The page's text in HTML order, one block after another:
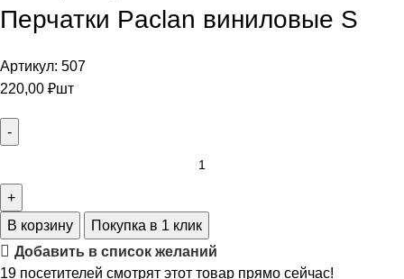
Перчатки Paclan виниловые S
Артикул: 507
220,00 ₽шт
В корзину
Покупка в 1 клик
Добавить в список желаний
19 посетителей смотрят этот товар прямо сейчас!